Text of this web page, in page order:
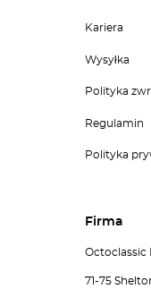
Kariera
Wysyłka
Polityka
Regulamin
Polityka
Firma
Octoclassic
71-75